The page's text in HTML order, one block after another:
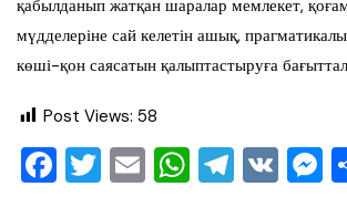
қабылданып жатқан шаралар мемлекет,
мүдделеріне сай келетін ашық,
көші-қон саясатын қалыптастыруға
Post Views: 58
F T E W T V